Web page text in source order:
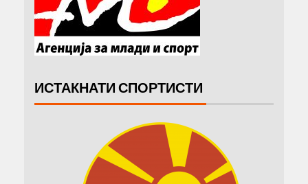
ИСТАКНАТИ СПОРТИСТИ